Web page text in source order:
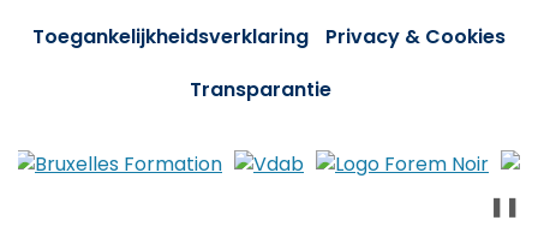
Toegankelijkheidsverklaring
Privacy & Cookies
Transparantie
❚❚